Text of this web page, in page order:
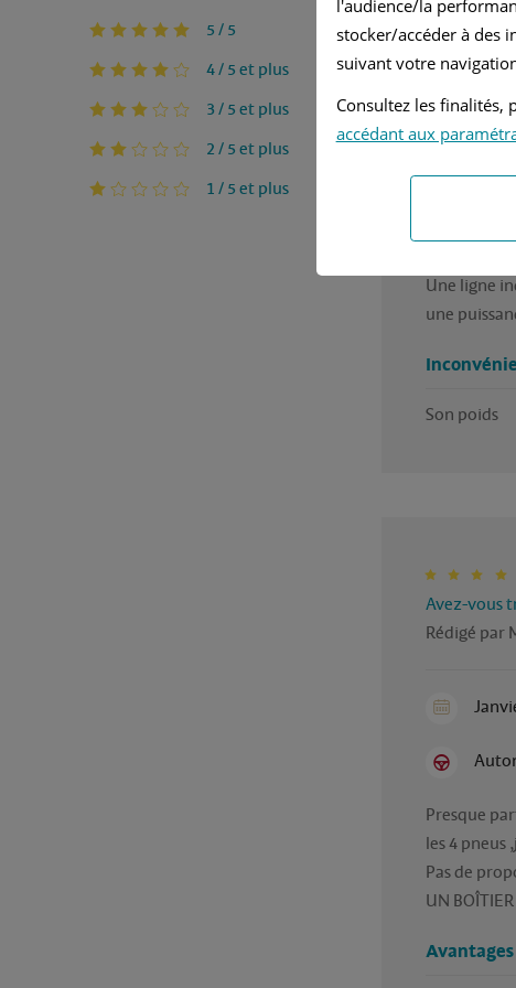
5 / 5
4 / 5 et plus
3 / 5 et plus
2 / 5 et plus
1 / 5 et plus
Je vais
Avantages
Une ligne
une
Son poids
Avez-vous
Rédigé par
Presque
les 4 pneus
Pas de
UN
Avantages
l'audience/la
stocker/accéder à des
suivant votre
Consultez les finalités,
accédant aux